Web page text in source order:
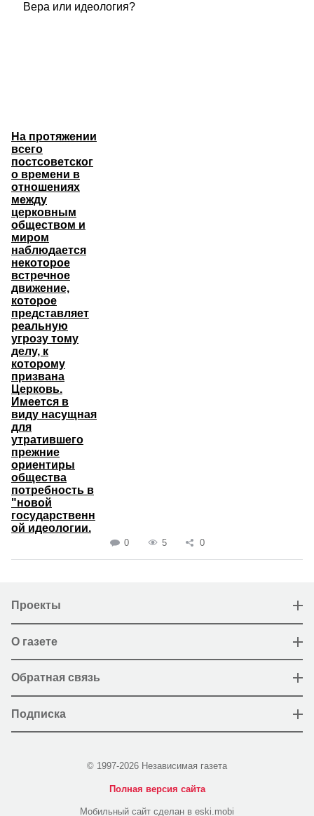
Вера или идеология?
На протяжении
всего
постсоветског
о времени в
отношениях
между
церковным
обществом и
миром
наблюдается
некоторое
встречное
движение,
которое
представляет
реальную
угрозу тому
делу, к
которому
призвана
Церковь.
Имеется в
виду насущная
для
утратившего
прежние
ориентиры
общества
потребность в
"новой
государственн
ой идеологии.
0 5 0
Проекты
О газете
Обратная связь
Подписка
© 1997-2026 Независимая газета
Полная версия сайта
Мобильный сайт сделан в eski.mobi